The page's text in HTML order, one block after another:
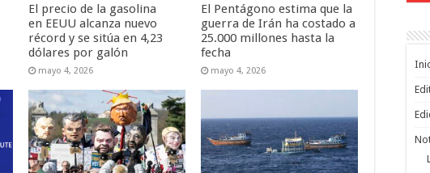
El precio de la gasolina
en EEUU alcanza nuevo
récord y se sitúa en 4,23
dólares por galón
mayo 4, 2026
El Pentágono estima que la
guerra de Irán ha costado a
25.000 millones hasta la
fecha
mayo 4, 2026